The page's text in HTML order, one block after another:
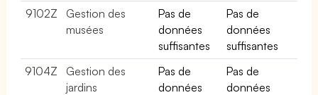
9102Z
Gestion des
musées
Pas de
données
suffisantes
Pas de
données
suffisantes
9104Z
Gestion des
jardins
Pas de
données
Pas de
données